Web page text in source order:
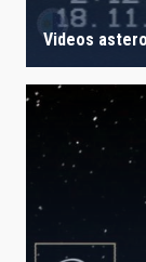
Videos